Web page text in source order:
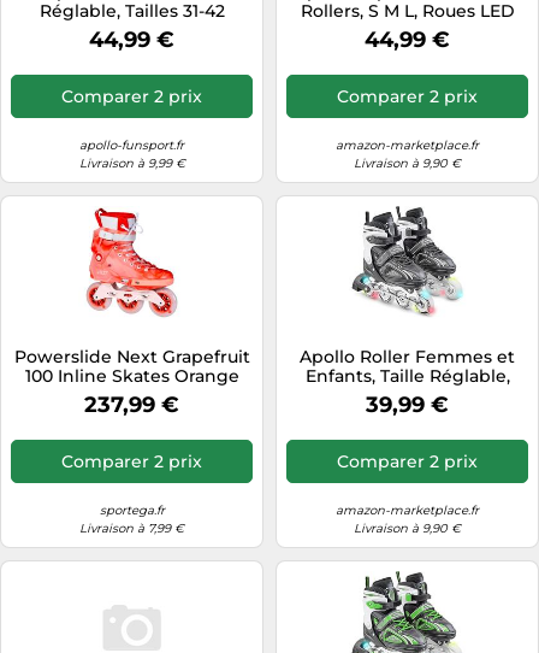
Réglable, Tailles 31-42
44,99 €
Comparer 2 prix
apollo-funsport.fr
Livraison à 9,99 €
Rollers, S M L, Roues LED
44,99 €
Comparer 2 prix
amazon-marketplace.fr
Livraison à 9,90 €
Powerslide Next Grapefruit
100 Inline Skates Orange
EU 42-43
237,99 €
Comparer 2 prix
sportega.fr
Livraison à 7,99 €
Apollo Roller Femmes et
Enfants, Taille Réglable,
Taille 35-38
39,99 €
Comparer 2 prix
amazon-marketplace.fr
Livraison à 9,90 €